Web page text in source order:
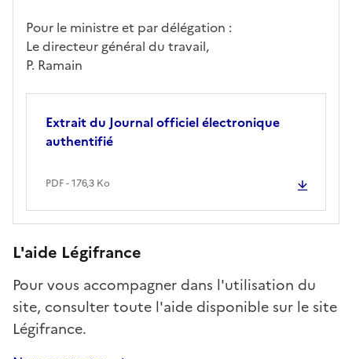
Pour le ministre et par délégation :
Le directeur général du travail,
P. Ramain
Extrait du Journal officiel électronique
authentifié
PDF - 176,3 Ko
L'aide Légifrance
Pour vous accompagner dans l'utilisation du
site, consulter toute l'aide disponible sur le site
Légifrance.